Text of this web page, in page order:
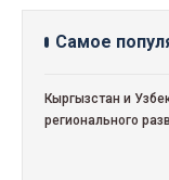
Самое
Кыргызстан и
регионального